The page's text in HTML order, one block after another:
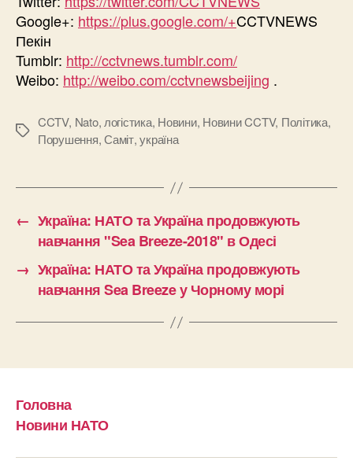
Google+: https://plus.google.com/+CCTVNEWS
Пекін
Tumblr: http://cctvnews.tumblr.com/
Weibo: http://weibo.com/cctvnewsbeijing .
Позначки
CCTV, Nato,логістика, Новини, Новини CCTV, Політика,
Порушення,Саміт,україна
← Україна: НАТО та Україна продовжують
навчання "Sea Breeze-2018" в Одесі
→ Україна: НАТО та Україна продовжують
навчання Sea Breeze у Чорному морі
Головна
Новини НАТО